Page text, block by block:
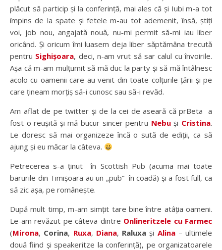
plăcut să particip și la conferință, mai ales că și Iubi m-a tot
împins de la spate și fetele m-au tot ademenit, însă, știți
voi, job nou, angajată nouă, nu-mi permit să-mi iau liber
oricând. Și oricum îmi luasem deja liber săptămâna trecută
pentru Sighișoara, deci, n-am vrut să sar calul cu învoirile.
Așa că m-am mulțumit să mă duc la party și să mă întâlnesc
acolo cu oamenii care au venit din toate colțurile țării și pe
care țineam morțiș să-i cunosc sau să-i revăd.
Am aflat de pe twitter și de la cei de aseară că prBeta a
fost o reușită și mă bucur sincer pentru Nebuși Cristina.
Le doresc să mai organizeze încă o sută de ediții, ca să
ajung și eu măcar la câteva.
Petrecerea s-a ținut în Scottish Pub (acuma mai toate
barurile din Timișoara au un „pub” în coadă) și a fost full, ca
să zic așa, pe românește.
După mult timp, m-am simțit tare bine între atâția oameni.
Le-am revăzut pe câteva dintre Onlineritzele cu Farmec
(Mirona, Corina, Ruxa, Diana, Raluxa și Alina– ultimele
două fiind și speakeritze la conferință), pe organizatoarele